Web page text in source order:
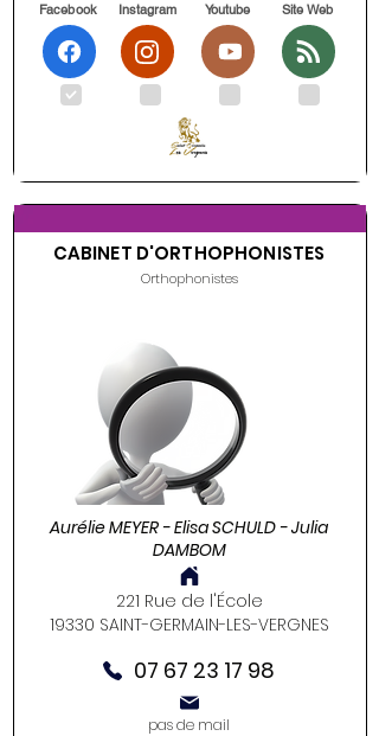
Facebook Instagram Youtube Site Web
CABINET D'ORTHOPHONISTES
Orthophonistes
Aurélie MEYER - Elisa SCHULD - Julia
DAMBOM
221 Rue de l'École
19330 SAINT-GERMAIN-LES-VERGNES
07 67 23 17 98
pas de mail